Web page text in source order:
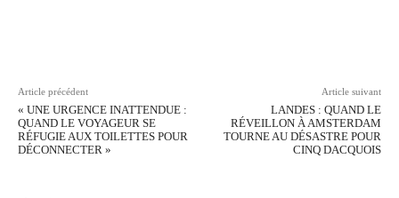
Article précédent
« UNE URGENCE INATTENDUE :
QUAND LE VOYAGEUR SE
RÉFUGIE AUX TOILETTES POUR
DÉCONNECTER »
Article suivant
LANDES : QUAND LE
RÉVEILLON À AMSTERDAM
TOURNE AU DÉSASTRE POUR
CINQ DACQUOIS